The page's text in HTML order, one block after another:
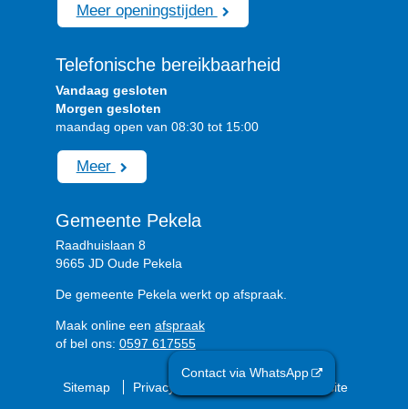
Contact via WhatsApp
Meer openingstijden
Telefonische bereikbaarheid
Vandaag gesloten
Morgen gesloten
maandag open van 08:30 tot 15:00
Meer
Gemeente Pekela
Raadhuislaan 8
9665 JD Oude Pekela
De gemeente Pekela werkt op afspraak.
Maak online een afspraak
of bel ons: 0597 617555
Sitemap Privacyverklaring Over de website